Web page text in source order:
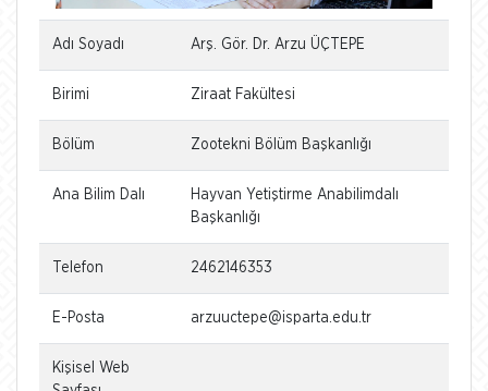
Adı Soyadı Arş. Gör. Dr. Arzu ÜÇTEPE
Birimi Ziraat Fakültesi
Bölüm Zootekni Bölüm Başkanlığı
Ana Bilim Dalı
Hayvan Yetiştirme Anabilimdalı
Başkanlığı
Telefon 2462146353
E-Posta arzuuctepe@isparta.edu.tr
Kişisel Web